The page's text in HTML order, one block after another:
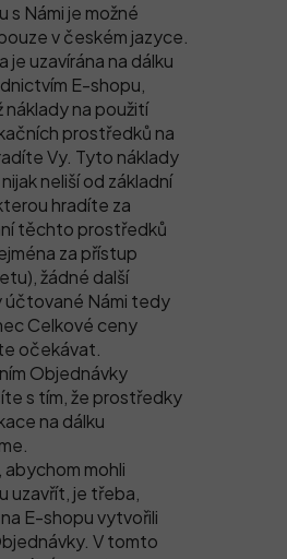
s Námi je možné
v českém jazyce.
je uzavírána na dálku
E-shopu,
náklady na použití
prostředků na
Vy. Tyto náklady
neliší od základní
hradíte za
těchto prostředků
za přístup
žádné další
účtované Námi tedy
Celkové ceny
očekávat.
Objednávky
s tím, že prostředky
na dálku
abychom mohli
uzavřít, je třeba,
E-shopu vytvořili
V tomto